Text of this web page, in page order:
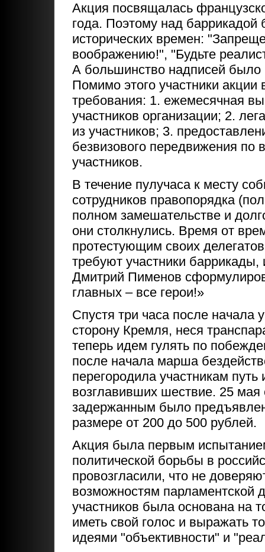
Акция посвящалась
года. Поэтому над баррикадой
исторических времен:
воображению!", "Будьте
А большинство надписей
Помимо этого участники
требования: 1. ежемесячная
участников организации; 2.
из участников; 3.
безвизового передвижения по
участников.
В течение пулучаса к месту
сотрудников правопорядка
полном замешательстве и
они столкнулись. Время от
протестующим своих
требуют участники
Дмитрий Пименов
главных – все герои!»
Спустя три часа после начала
сторону Кремля, неся
теперь идем гулять по
после начала марша
перегородила участникам
возглавивших шествие. 25 мая
задержанным было
размере от 200 до 500 рублей.
Акция была первым
политической борьбы в
провозгласили, что не
возможностям парламентской
участников была основана на
иметь свой голос и выражать
идеями "объективности" и